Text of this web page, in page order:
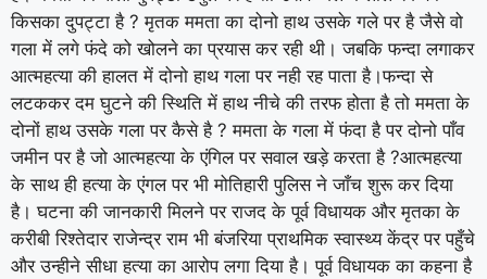
किसका दुपट्टा है ? मृतक ममता का दोनो हाथ उसके गले पर है जैसे वो
गला में लगे फंदे को खोलने का प्रयास कर रही थी। जबकि फन्दा लगाकर
आत्महत्या की हालत में दोनो हाथ गला पर नही रह पाता है।फन्दा से
लटककर दम घुटने की स्थिति में हाथ नीचे की तरफ होता है तो ममता के
दोनों हाथ उसके गला पर कैसे है ? ममता के गला में फंदा है पर दोनो पाँव
जमीन पर है जो आत्महत्या के एंगिल पर सवाल खड़े करता है ?आत्महत्या
के साथ ही हत्या के एंगल पर भी मोतिहारी पुलिस ने जाँच शुरू कर दिया
है। घटना की जानकारी मिलने पर राजद के पूर्व विधायक और मृतका के
करीबी रिश्तेदार राजेन्द्र राम भी बंजरिया प्राथमिक स्वास्थ्य केंद्र पर पहुँचे
और उन्हीने सीधा हत्या का आरोप लगा दिया है। पूर्व विधायक का कहना है